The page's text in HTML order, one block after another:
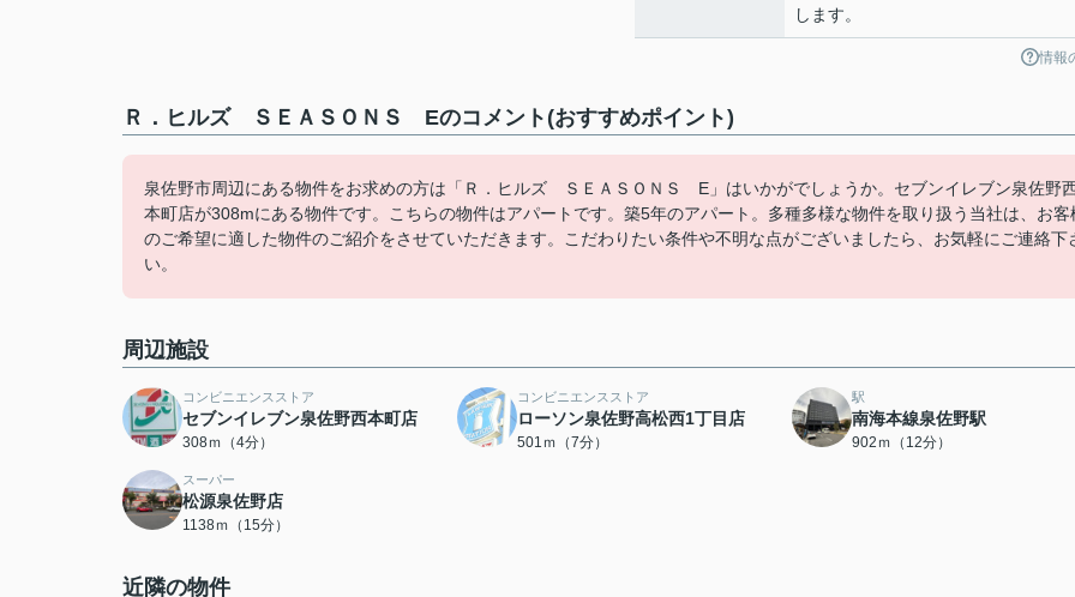
します。
情報
Ｒ．ヒルズ ＳＥＡＳＯＮＳ Eのコメント(おすすめポイント)
泉佐野市周辺にある物件をお求めの方は「Ｒ．ヒルズ ＳＥＡＳＯＮＳ E」はいかがでしょうか。セブンイレブン泉佐野
本町店が308mにある物件です。こちらの物件はアパートです。築5年のアパート。多種多様な物件を取り扱う当社は、お客
のご希望に適した物件のご紹介をさせていただきます。こだわりたい条件や不明な点がございましたら、お気軽にご連絡下
い。
周辺施設
コンビニエンスストア
セブンイレブン泉佐野西本町店
308ｍ（4分）
コンビニエンスストア
ローソン泉佐野高松西1丁目店
501ｍ（7分）
駅
南海本線泉佐野駅
902ｍ（12分）
スーパー
松源泉佐野店
1138ｍ（15分）
近隣の物件